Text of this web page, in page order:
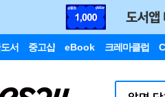
서 중고샵 eBook 크레마클럽